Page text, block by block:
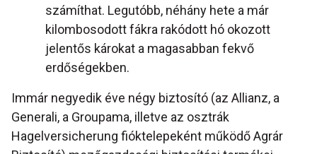
számíthat. Legutóbb, néhány hete a már
kilombosodott fákra rakódott hó okozott
jelentős károkat a magasabban fekvő
erdőségekben.
Immár negyedik éve négy biztosító (az Allianz, a
Generali, a Groupama, illetve az osztrák
Hagelversicherung fióktelepeként működő Agrár